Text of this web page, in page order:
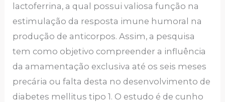
lactoferrina, a qual possui valiosa função na
estimulação da resposta imune humoral na
produção de anticorpos. Assim, a pesquisa
tem como objetivo compreender a influência
da amamentação exclusiva até os seis meses
precária ou falta desta no desenvolvimento de
diabetes mellitus tipo 1. O estudo é de cunho